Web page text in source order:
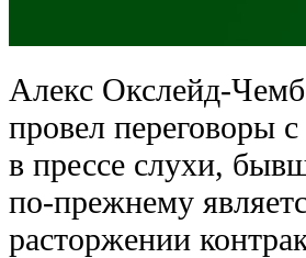
Алекс Окслейд-
провел переговоры
в прессе слухи,
по-прежнему
расторжении